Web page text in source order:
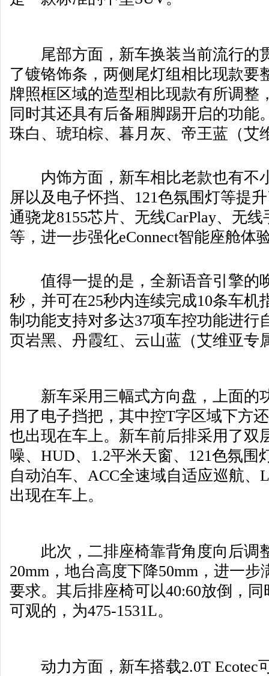
尾部方面，新车换装当前流行的
了镀铬饰条，两侧尾灯组相比现款要
牌照框区域的造型相比现款有所调整
同时其还具有后备厢脚踢开启的功能
珠白、琥珀棕、暮月灰、帝王蓝（艾
内饰方面，新车相比老款也有不
屏以及电子怀挡、121色氛围灯等提
通骁龙8155芯片、无线CarPlay、无
等，进一步强化eConnect智能座舱体
值得一提的是，全新语音引擎的
秒，并可在25秒内连续完成10条车机
制功能支持对多达37项车控功能进行
页岩黑、丹霞红、云山蓝（艾维亚专
新车采用三幅式方向盘，上面的
用了电子挡把，其中控T字区域下方
也出现在车上。新车前后排采用了双
噪、HUD、1.2平米天窗、121色氛围
自动泊车、ACC全速域自适应巡航、
出现在车上。
此次，二排座椅靠背角度向后调
20mm，地台高度下降50mm，进一
要求。其后排座椅可以40:60放倒，
可观的，为475-1531L。
动力方面，新车搭载2.0T Ecotec